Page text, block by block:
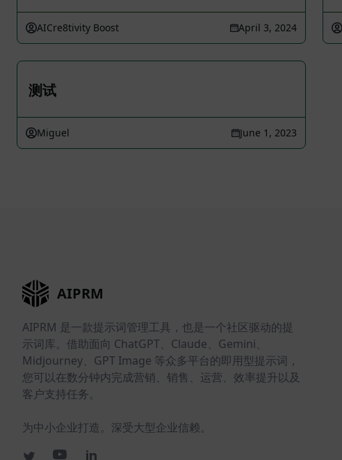
AICre8tivity Boost April 3, 2024
测试
Miguel June 1, 2023
AIPRM
AIPRM 是一款提示词管理工具，也是一个社区驱动的提
示词库。借助面向 ChatGPT、Claude、Gemini、
Midjourney、GPT Image 等众多平台的即用型提示词，
您可以在数分钟内完成营销、销售、运营、效率提升以及
客户支持任务。
为中小企业打造。深受大型企业信赖。